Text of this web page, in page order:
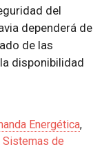
del
dependerá de
de las
disponibilidad
Energética,
Sistemas de